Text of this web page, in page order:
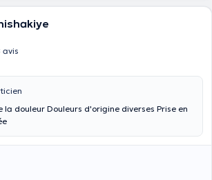
avis
la douleur Douleurs d'origine diverses Prise en